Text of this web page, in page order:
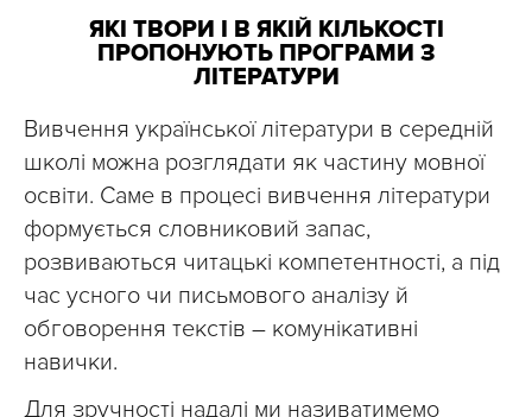
ЯКІ ТВОРИ І В ЯКІЙ КІЛЬКОСТІ
ПРОПОНУЮТЬ ПРОГРАМИ З
ЛІТЕРАТУРИ
Вивчення української літератури в середній
школі можна розглядати як частину мовної
освіти. Cаме в процесі вивчення літератури
формується словниковий запас,
розвиваються читацькі компетентності, а під
час усного чи письмового аналізу й
обговорення текстів – комунікативні
навички.
Для зручності надалі ми називатимемо